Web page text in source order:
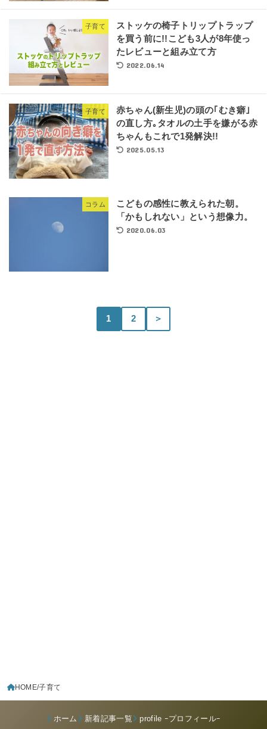
子育て
ストッケの椅子トリップトラップ
を買う前に!!こども3人が8年使っ
たレビューと組み立て方
2022.06.14
子育て
赤ちゃん(新生児)の頭の｢むき癖｣
の直し方｡タオルの土手を嫌がる赤
ちゃんもこれで1発解決!!
2025.05.13
コラム
こどもの感性に教えられた朝。
「かもしれない」という想像力。
2020.06.03
1 2 ＞
HOME 子育て
ホーム 新着記事一覧 profile ｰプロフィールｰ